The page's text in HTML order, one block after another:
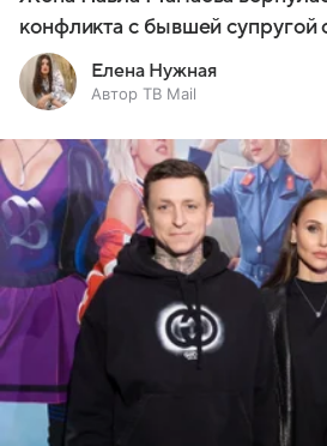
конфликта с бывшей супругой
Елена Нужная
Автор ТВ Mail